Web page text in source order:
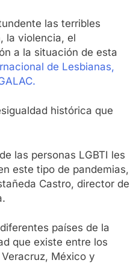
las terribles
la violencia, el
a la situación de esta
de Lesbianas,
histórica que
las personas LGBTI les
este tipo de pandemias,
Castro, director de
países de la
que existe entre los
México y